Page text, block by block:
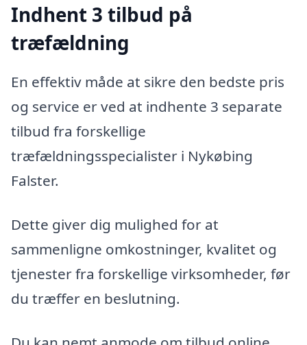
Indhent 3 tilbud på
træfældning
En effektiv måde at sikre den bedste pris
og service er ved at indhente 3 separate
tilbud fra forskellige
træfældningsspecialister i Nykøbing
Falster.
Dette giver dig mulighed for at
sammenligne omkostninger, kvalitet og
tjenester fra forskellige virksomheder, før
du træffer en beslutning.